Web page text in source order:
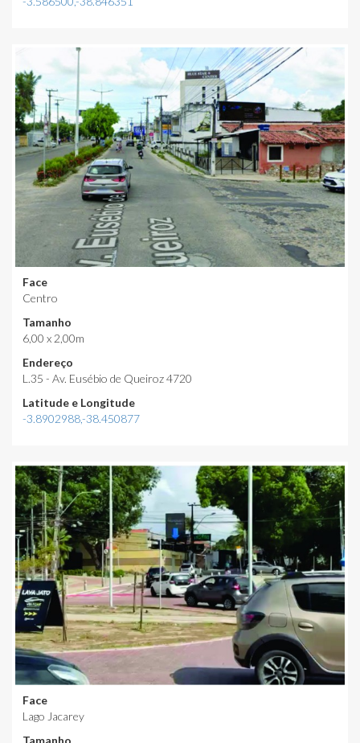
Face
Centro
Tamanho
6,00 x 2,00m
Endereço
L.35 - Av. Eusébio de Queiroz 4720
Latitude e Longitude
-3.8902988,-38.450877
Face
Lago Jacarey
Tamanho